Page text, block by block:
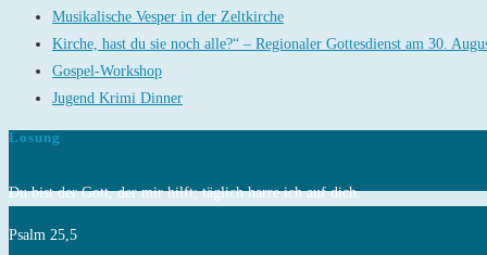
Musikalische Vesper in der Zeltkirche
Kirche, hast du sie noch alle?“ – Regionaler Gottesdienst am 30.
Gospel-Workshop
Jugend Krimi Dinner
Losung
Du bist der Gott, der mir hilft; täglich harre ich auf dich.
Psalm 25,5